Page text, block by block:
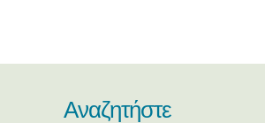
Αναζητήστε